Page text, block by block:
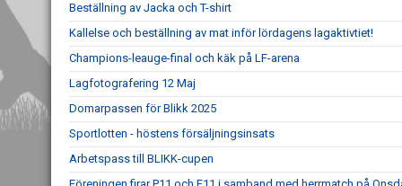
Beställning av Jacka och T-shirt
Kallelse och beställning av mat inför lördagens lagaktivtiet!
Champions-leauge-final och käk på LF-arena
Lagfotografering 12 Maj
Domarpassen för Blikk 2025
Sportlotten - höstens försäljningsinsats
Arbetspass till BLIKK-cupen